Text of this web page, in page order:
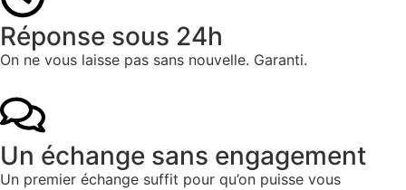
Réponse sous 24h
On ne vous laisse pas sans nouvelle. Garanti.
Un échange sans engagement
Un premier échange suffit pour qu’on puisse vous